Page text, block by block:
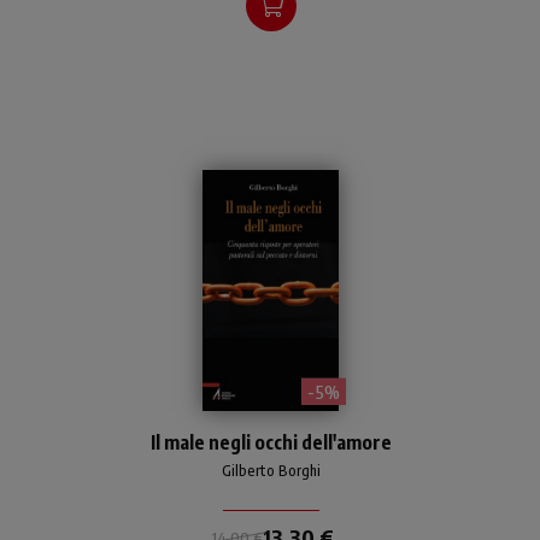
- 5%
domande su peccato, male,
redenzione, perdono,
Il male negli occhi dell'amore
Gilberto Borghi